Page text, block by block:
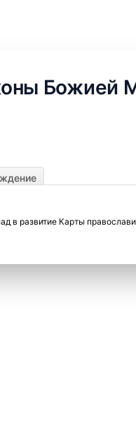
Божией
в развитие Карты